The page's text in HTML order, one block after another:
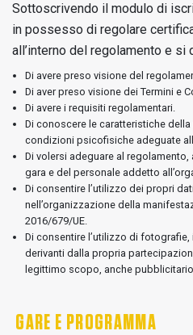
Sottoscrivendo il modulo di
in possesso di regolare
all’interno del regolamento e si
Di avere preso visione del
Di aver preso visione dei Termini e
Di avere i requisiti regolamentari.
Di conoscere le caratteristiche
condizioni psicofisiche adeguate
Di volersi adeguare al
gara e del personale addetto
Di consentire l’utilizzo dei propri
nell’organizzazione della
2016/679/UE.
Di consentire l’utilizzo di
derivanti dalla propria
legittimo scopo, anche
GARE E PROGRAMMA